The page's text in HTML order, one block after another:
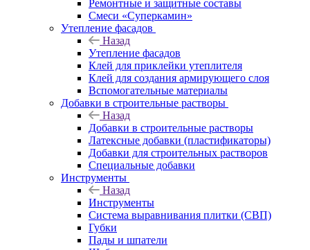
Ремонтные и защитные составы
Смеси «Суперкамин»
Утепление фасадов
Назад
Утепление фасадов
Клей для приклейки утеплителя
Клей для создания армирующего слоя
Вспомогательные материалы
Добавки в строительные растворы
Назад
Добавки в строительные растворы
Латексные добавки (пластификаторы)
Добавки для строительных растворов
Специальные добавки
Инструменты
Назад
Инструменты
Система выравнивания плитки (СВП)
Губки
Пады и шпатели